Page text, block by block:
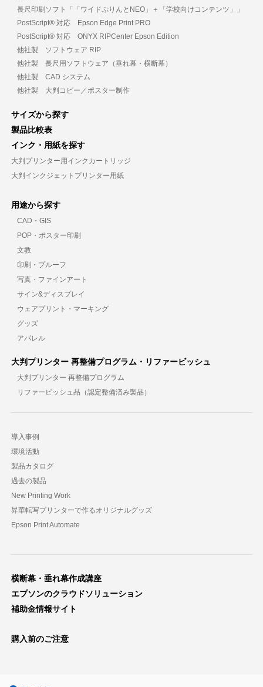
長尺印刷ソフト「「ワイドぷりんとNEO」＋「学校向けコンテンツ」」
PostScript® 対応 Epson Edge Print PRO
PostScript® 対応 ONYX RIPCenter Epson Edition
他社製 ソフトウェア RIP
他社製 長尺用ソフトウェア（垂れ幕・横断幕）
他社製 CAD システム
他社製 大判コピー／ポスター制作
サイズから探す
製品比較表
インク・用紙を探す
大判プリンター用インクカートリッジ
大判インクジェットプリンター用紙
用途から探す
CAD・GIS
POP・ポスター印刷
文教
印刷・プルーフ
写真・ファインアート
サイン&ディスプレイ
ウェアプリント・マーキング
グッズ
アパレル
大判プリンター 再整備プログラム・リファービッシュ
大判プリンター 再整備プログラム
リファービッシュ品（認定整備済み製品）
導入事例
環境活動
製品カタログ
過去の製品
New Printing Work
昇華転写プリンターで作るオリジナルグッズ
Epson Print Automate
横断幕・垂れ幕作成講座
エプソンのクラウドソリューション
補助金情報サイト
購入前のご注意